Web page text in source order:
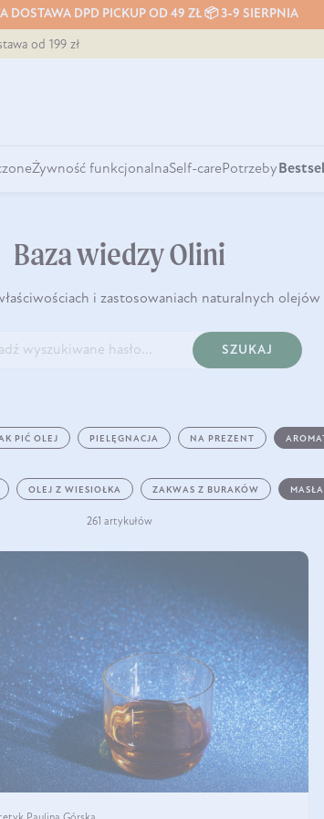
DOSTAWA DPD PICKUP OD 49 ZŁ 📦 3-9 SIERPNIA
od 199 zł
Żywność funkcjonalnaSelf-carePotrzeby
Baza wiedzy Olini
i zastosowaniach naturalnych olejów
SZUKAJ
PIĆ OLEJ PIELĘGNACJA NA PREZENT
OLEJ Z WIESIOŁKA ZAKWAS Z BURAKÓW
261 artykułów